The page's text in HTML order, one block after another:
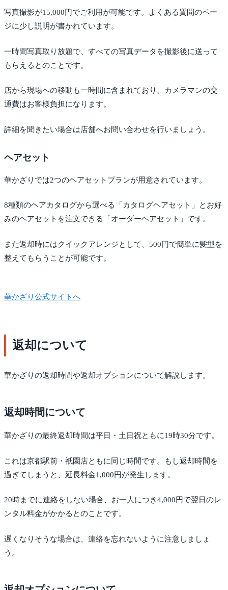
写真撮影が15,000円でご利用が可能です。よくある質問のペー
ジに少し説明が書かれています。
一時間写真取り放題で、すべての写真データを撮影後に送って
もらえるとのことです。
店から現場への移動も一時間に含まれており、カメラマンの交
通費はお客様負担になります。
詳細を聞きたい場合は店舗へお問い合わせを行いましょう。
ヘアセット
華かざりでは2つのヘアセットプランが用意されています。
8種類のヘアカタログから選べる「カタログヘアセット」とお好
みのヘアセットを注文できる「オーダーヘアセット」です。
また返却時にはクイックアレンジとして、500円で簡単に髪型を
整えてもらうことが可能です。
華かざり公式サイトへ
返却について
華かざりの返却時間や返却オプションについて解説します。
返却時間について
華かざりの最終返却時間は平日・土日祝ともに19時30分です。
これは京都駅前・祇園店ともに同じ時間です。もし返却時間を
過ぎてしまうと、延長料金1,000円が発生します。
20時までに連絡をしない場合、お一人につき4,000円で翌日のレ
ンタル料金がかかるとのことです。
遅くなりそうな場合は、連絡を忘れないように注意しましょ
う。